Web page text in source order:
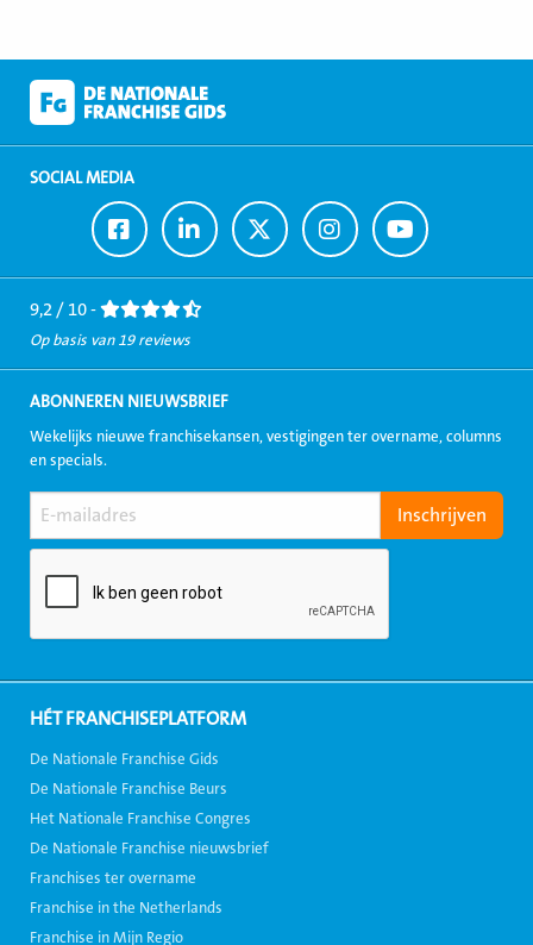
SOCIAL MEDIA
Ga
naar
Facebook
Ga
naar
LinkedIn
Ga
naar
Twitter
Ga
naar
Instagram
Ga
naar
Youtube
9,2 / 10 -
Op basis van 19 reviews
ABONNEREN NIEUWSBRIEF
Wekelijks nieuwe franchisekansen, vestigingen ter overname, columns
en specials.
HÉT FRANCHISEPLATFORM
De Nationale Franchise Gids
De Nationale Franchise Beurs
Het Nationale Franchise Congres
De Nationale Franchise nieuwsbrief
Franchises ter overname
Franchise in the Netherlands
Franchise in Mijn Regio